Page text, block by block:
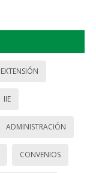
EXTENSIÓN
IIE
ADMINISTRACIÓN
CONVENIOS